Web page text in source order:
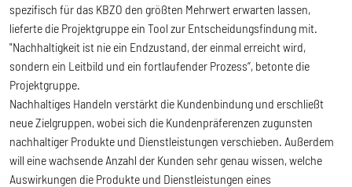
spezifisch für das KBZO den größten Mehrwert erwarten lassen,
lieferte die Projektgruppe ein Tool zur Entscheidungsfindung mit.
"Nachhaltigkeit ist nie ein Endzustand, der einmal erreicht wird,
sondern ein Leitbild und ein fortlaufender Prozess“, betonte die
Projektgruppe.
Nachhaltiges Handeln verstärkt die Kundenbindung und erschließt
neue Zielgruppen, wobei sich die Kundenpräferenzen zugunsten
nachhaltiger Produkte und Dienstleistungen verschieben. Außerdem
will eine wachsende Anzahl der Kunden sehr genau wissen, welche
Auswirkungen die Produkte und Dienstleistungen eines